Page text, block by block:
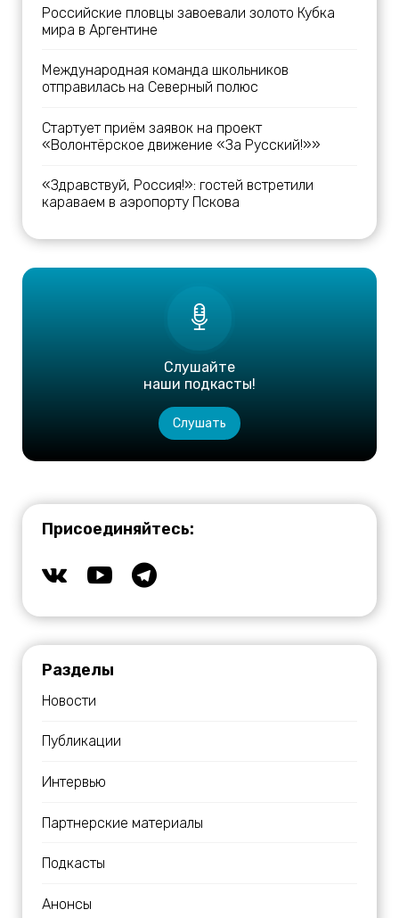
Российские пловцы завоевали золото Кубка
мира в Аргентине
Международная команда школьников
отправилась на Северный полюс
Стартует приём заявок на проект
«Волонтёрское движение «За Русский!»»
«Здравствуй, Россия!»: гостей встретили
караваем в аэропорту Пскова
Слушайте
наши подкасты!
Слушать
Присоединяйтесь:
Разделы
Новости
Публикации
Интервью
Партнерские материалы
Подкасты
Анонсы